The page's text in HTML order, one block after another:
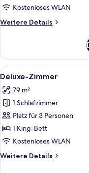
Kostenloses WLAN
Weitere Details
Weitere
Zimmer
Alle
Fotos
für
Deluxe-
Zimmer
anzeigen
4
Deluxe-Zimmer
79 m²
1 Schlafzimmer
Platz für 3 Personen
1 King-Bett
Kostenloses WLAN
Weitere Details
Weitere